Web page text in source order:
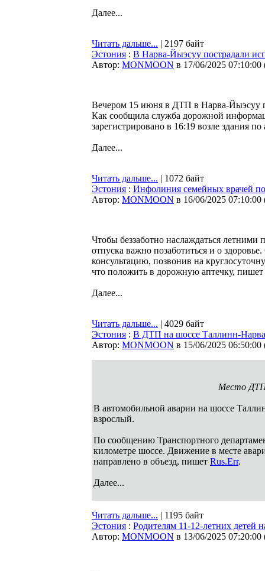
Далее...
Читать дальше... | 2197 байт
Эстония : В Нарва-Йыэсуу пострадали
Автор: MONMOON в 17/06/2025 07:10:00
Вечером 15 июня в ДТП в Нарва-Йыэсуу
Как сообщила служба дорожной
зарегистрировано в 16:19 возле здания
Далее...
Читать дальше... | 1072 байт
Эстония : Инфолиния семейных врачей
Автор: MONMOON в 16/06/2025 07:10:00
Чтобы беззаботно наслаждаться
отпуска важно позаботиться и о
консультацию, позвонив на
что положить в дорожную аптечку, пишет
Далее...
Читать дальше... | 4029 байт
Эстония : В ДТП на шоссе Таллинн-Нарва
Автор: MONMOON в 15/06/2025 06:50:00
Место
В автомобильной аварии на шоссе
взрослый.
По сообщению Транспортного
километре шоссе. Движение в месте
направлено в объезд, пишет Rus.Err.
Далее...
Читать дальше... | 1195 байт
Эстония : Родителям 11-12-летних детей
Автор: MONMOON в 13/06/2025 07:20:00